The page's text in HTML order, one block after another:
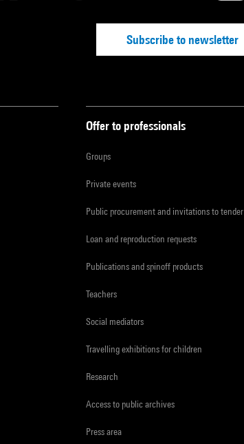
Subscribe to newsletter
Offer to professionals
Groups
Private events
Public procurement and invitations to tender
Loan and reproduction requests
Publications and spinoff products
Teachers
Social mediators
Travelling exhibitions for children
Research
Access to public archives
Press area